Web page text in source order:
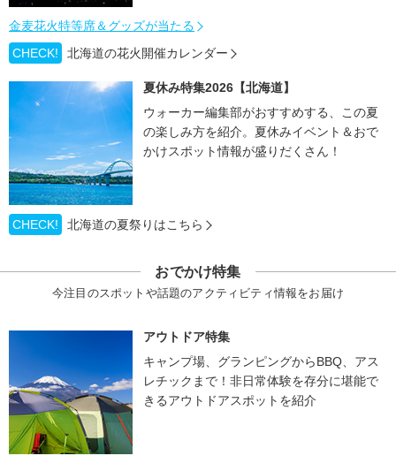
金麦花火特等席＆グッズが当たる
CHECK!
北海道の花火開催カレンダー
夏休み特集2026【北海道】
ウォーカー編集部がおすすめする、この夏
の楽しみ方を紹介。夏休みイベント＆おで
かけスポット情報が盛りだくさん！
CHECK! 北海道の夏祭りはこちら
おでかけ特集
今注目のスポットや話題のアクティビティ情報をお届け
アウトドア特集
キャンプ場、グランピングからBBQ、アス
レチックまで！非日常体験を存分に堪能で
きるアウトドアスポットを紹介